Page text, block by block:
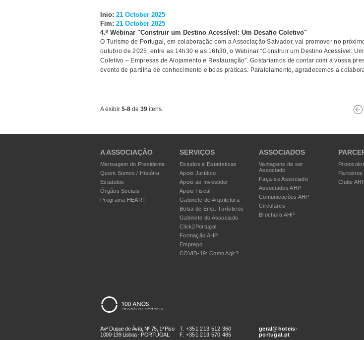
Inio: 21 October 2025
Fim: 21 October 2025
4.º Webinar "Construir um Destino Acessível: Um Desafio Coletivo"
O Turismo de Portugal, em colaboração com a Associação Salvador, vai promover no
outubro de 2025, entre as 14h30 e as 16h30, o Webinar “Construir um Destino Acessível:
Coletivo – Empresas de Alojamento e Restauração”. Gostaríamos de contar com a vossa
evento de partilha de conhecimento e boas práticas. Paralelamente, agradecemos a
A exibir 5-8 de 39 itens.
A ASSOCIAÇÃO
Mensagem do Presidente
Quem Somos / História
Estatutos
Órgãos Sociais
Programa HEART
SERVIÇOS
Estudos e Estatísticas
Apoio Jurídico
Apoio ao Investidor
Apoio Fiscal
Gabinete de Arquitetura
Bolsa de Emp. Turísticos
Gabinete do Associado
Click2Portugal
Formação AHP
Emprego
COVID-19: Como Agir?
ASSOCIADOS
Vantagens de ser
Associado
Faça-se Associado
Associados AHP
Comunicações AHP
Circulares
Brochura AHP
Parceiros
Clube
Avª Duque de Ávila, Nº 75, 1º Piso
1000-139 Lisboa - PORTUGAL
T. +351 213 512 360
F. +351 213 570 485
geral@hoteis-
portugal.pt